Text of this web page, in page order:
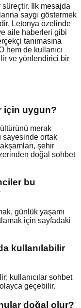
İlk mesajda
saygı göstermek
Letonya özelinde
aile haberleri gibi
tanımasına
hem de kullanıcı
ve yönlendirici bir
için uygun?
merak
sayesinde ortak
şehir
doğal sohbet
bu
günlük yaşamı
için sayfadaki
kullanılabilir
kullanıcılar sohbet
geçebilir.
doğal olur?